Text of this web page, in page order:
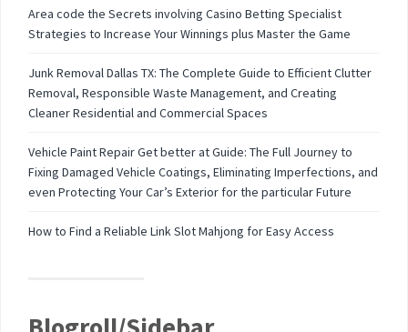
Area code the Secrets involving Casino Betting Specialist
Strategies to Increase Your Winnings plus Master the Game
Junk Removal Dallas TX: The Complete Guide to Efficient Clutter
Removal, Responsible Waste Management, and Creating
Cleaner Residential and Commercial Spaces
Vehicle Paint Repair Get better at Guide: The Full Journey to
Fixing Damaged Vehicle Coatings, Eliminating Imperfections, and
even Protecting Your Car’s Exterior for the particular Future
How to Find a Reliable Link Slot Mahjong for Easy Access